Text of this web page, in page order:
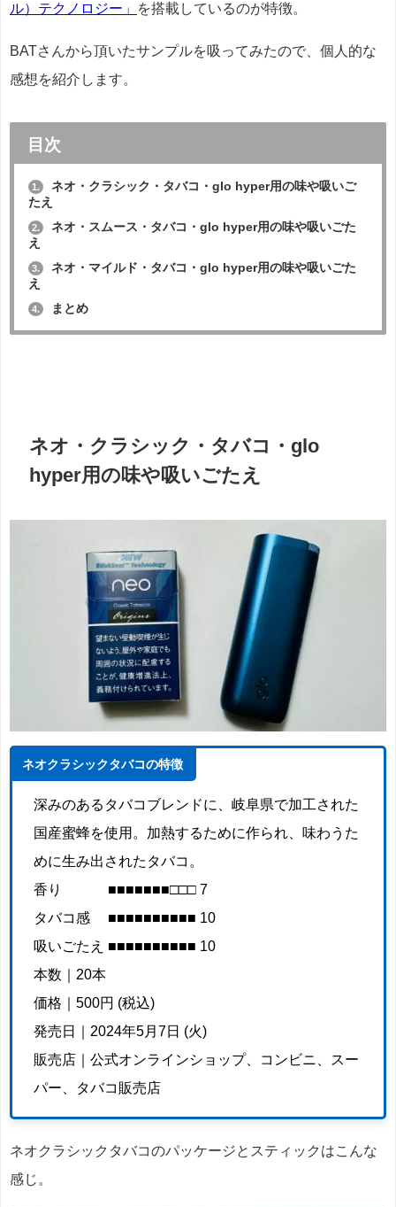
ル）テクノロジー」
を搭載しているのが特徴。
BATさんから頂いたサンプルを吸ってみたので、個人的な
感想を紹介します。
目次
1.
ネオ・クラシック・タバコ・glo hyper用の味や吸いご
たえ
2.
ネオ・スムース・タバコ・glo hyper用の味や吸いごた
え
3.
ネオ・マイルド・タバコ・glo hyper用の味や吸いごた
え
4. まとめ
ネオ・クラシック・タバコ・glo
hyper用の味や吸いごたえ
ネオクラシックタバコの特徴
深みのあるタバコブレンドに、岐阜県で加工された
国産蜜蜂を使用。加熱するために作られ、味わうた
めに生み出されたタバコ。
香り ■■■■■■■□□□ 7
タバコ感 ■■■■■■■■■■ 10
吸いごたえ ■■■■■■■■■■ 10
本数｜20本
価格｜500円 (税込)
発売日｜2024年5月7日 (火)
販売店｜公式オンラインショップ、コンビニ、スー
パー、タバコ販売店
ネオクラシックタバコのパッケージとスティックはこんな
感じ。